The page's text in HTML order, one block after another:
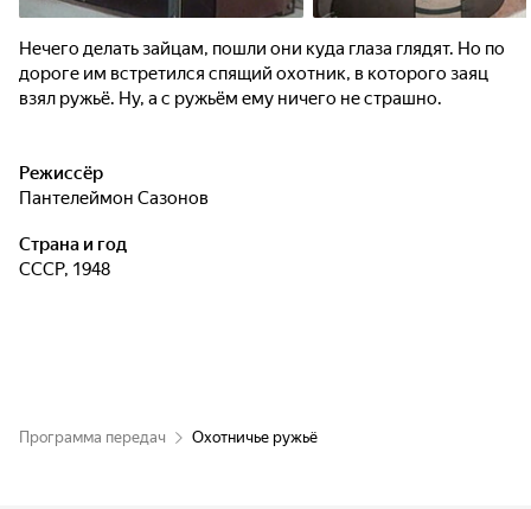
Нечего делать зайцам, пошли они куда глаза глядят. Но по
дороге им встретился спящий охотник, в которого заяц
взял ружьё. Ну, а с ружьём ему ничего не страшно.
Режиссёр
Пантелеймон Сазонов
Страна и год
СССР, 1948
Программа передач Охотничье ружьё